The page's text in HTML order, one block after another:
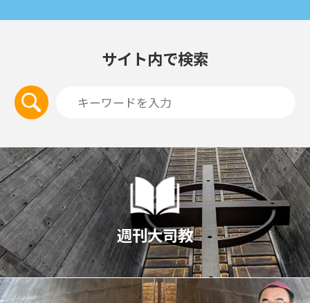
サイト内で検索
週刊大司教